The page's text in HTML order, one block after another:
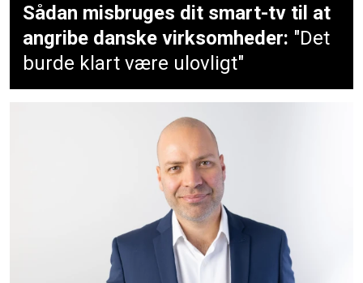
Sådan misbruges dit smart-tv til at
angribe danske virksomheder: "Det
burde klart være ulovligt"